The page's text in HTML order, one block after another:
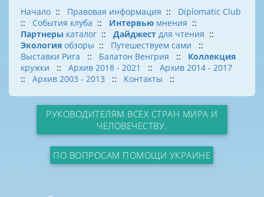
Начало :: Правовая информация :: Diplomatic Club
:: События клуба :: Интервью мнения ::
Партнеры каталог :: Дайджест для чтения ::
Экология обзоры :: Путешествуем сами
::
Выставки Рига
:: Балатон Венгрия :: Коллекция
кружки
:: Архив 2018 - 2021 :: Архив 2014 - 2017
:: Архив 2003 - 2013 :: Контакты ::
РУКОВОДИТЕЛЯМ ВСЕХ СТРАН МИРА И
ЧЕЛОВЕЧЕСТВУ.
ПО ВОПРОСАМ ПОМОЩИ УКРАИНЕ